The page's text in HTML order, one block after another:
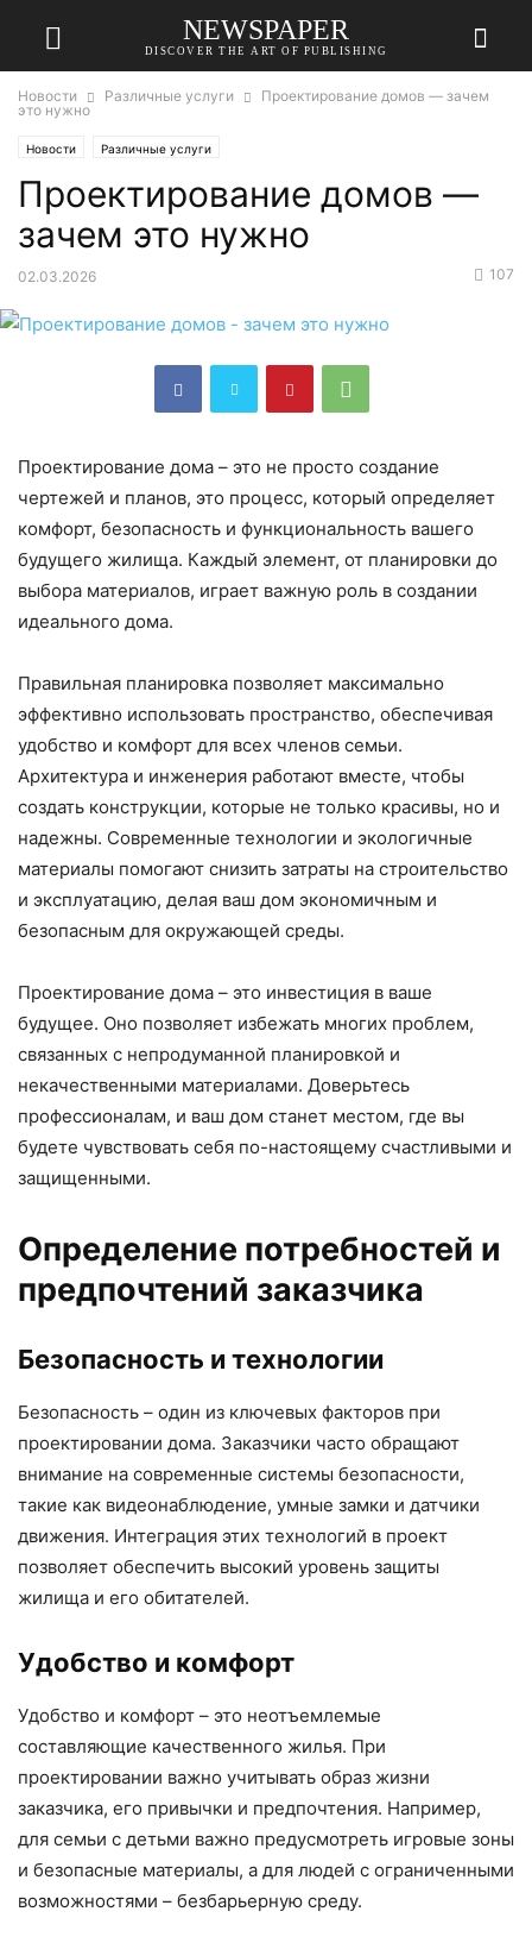
NEWSPAPER
DISCOVER THE ART OF PUBLISHING
Новости Различные услуги
Проектирование домов — зачем
это нужно
Новости Различные услуги
Проектирование домов —
зачем это нужно
02.03.2026 107
Проектирование дома – это не просто создание
чертежей и планов, это процесс, который определяет
комфорт, безопасность и функциональность вашего
будущего жилища. Каждый элемент, от планировки до
выбора материалов, играет важную роль в создании
идеального дома.
Правильная планировка позволяет максимально
эффективно использовать пространство, обеспечивая
удобство и комфорт для всех членов семьи.
Архитектура и инженерия работают вместе, чтобы
создать конструкции, которые не только красивы, но и
надежны. Современные технологии и экологичные
материалы помогают снизить затраты на строительство
и эксплуатацию, делая ваш дом экономичным и
безопасным для окружающей среды.
Проектирование дома – это инвестиция в ваше
будущее. Оно позволяет избежать многих проблем,
связанных с непродуманной планировкой и
некачественными материалами. Доверьтесь
профессионалам, и ваш дом станет местом, где вы
будете чувствовать себя по-настоящему счастливыми и
защищенными.
Определение потребностей и
предпочтений заказчика
Безопасность и технологии
Безопасность – один из ключевых факторов при
проектировании дома. Заказчики часто обращают
внимание на современные системы безопасности,
такие как видеонаблюдение, умные замки и датчики
движения. Интеграция этих технологий в проект
позволяет обеспечить высокий уровень защиты
жилища и его обитателей.
Удобство и комфорт
Удобство и комфорт – это неотъемлемые
составляющие качественного жилья. При
проектировании важно учитывать образ жизни
заказчика, его привычки и предпочтения. Например,
для семьи с детьми важно предусмотреть игровые зоны
и безопасные материалы, а для людей с ограниченными
возможностями – безбарьерную среду.